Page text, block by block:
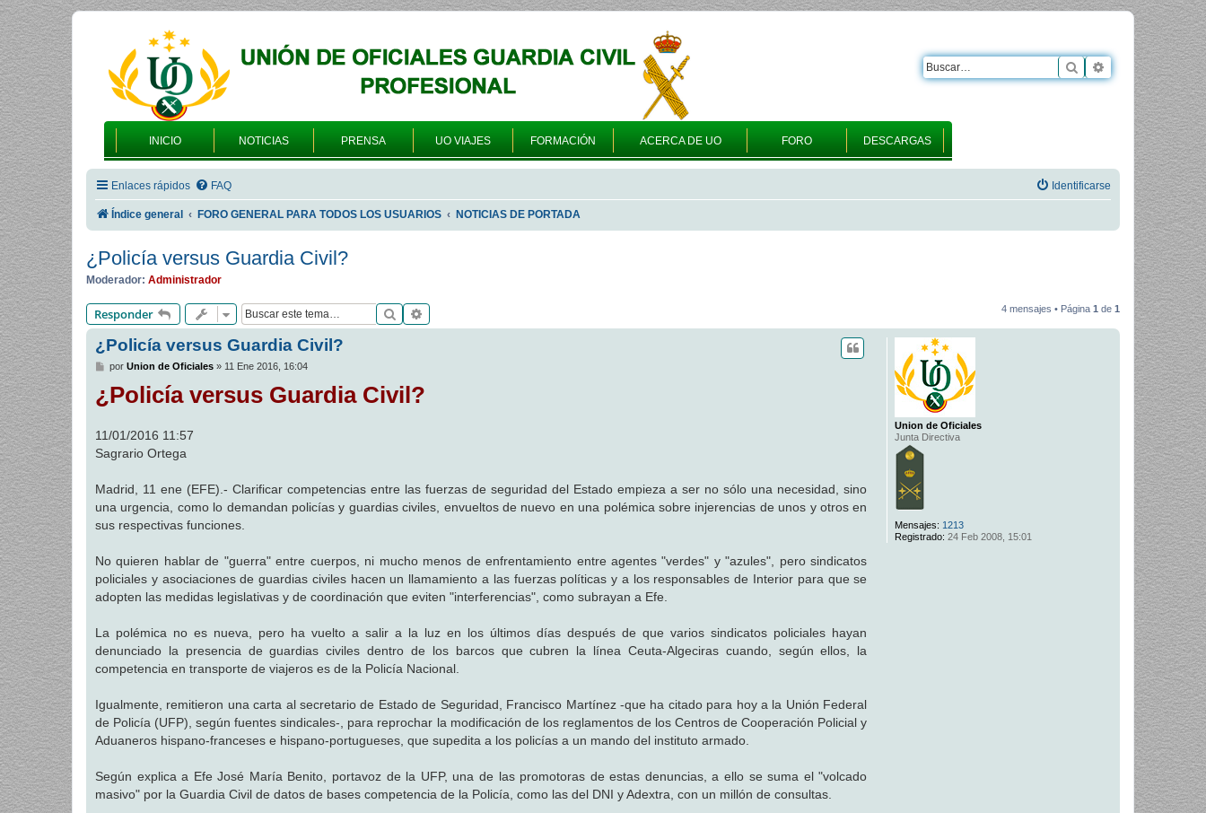
INICIO NOTICIAS PRENSA UO VIAJES FORMACIÓN ACERCA DE UO FORO DESCARGAS
Buscar Búsqueda
Enlaces rápidos FAQ Identificarse
Índice general FORO GENERAL PARA TODOS LOS USUARIOS NOTICIAS DE PORTADA
¿Policía versus Guardia Civil?
Moderador: Administrador
Responder Buscar 4 mensajes • Página 1 de 1
Union de Oficiales
Junta Directiva
Mensajes: 1213
Registrado: 24 Feb 2008, 15:01
¿Policía versus Guardia Civil?
M
n
s
e
por Union de Oficiales» 11 Ene 2016, 16:04
¿Policía versus Guardia Civil?
11/01/2016 11:57
Sagrario Ortega
Madrid, 11 ene (EFE).- Clarificar competencias entre las fuerzas de seguridad del Estado empieza a ser no sólo una necesidad, sino
una urgencia, como lo demandan policías y guardias civiles, envueltos de nuevo en una polémica sobre injerencias de unos y otros en
sus respectivas funciones.
No quieren hablar de "guerra" entre cuerpos, ni mucho menos de enfrentamiento entre agentes "verdes" y "azules", pero sindicatos
policiales y asociaciones de guardias civiles hacen un llamamiento a las fuerzas políticas y a los responsables de Interior para que se
adopten las medidas legislativas y de coordinación que eviten "interferencias", como subrayan a Efe.
La polémica no es nueva, pero ha vuelto a salir a la luz en los últimos días después de que varios sindicatos policiales hayan
denunciado la presencia de guardias civiles dentro de los barcos que cubren la línea Ceuta-Algeciras cuando, según ellos, la
competencia en transporte de viajeros es de la Policía Nacional.
Igualmente, remitieron una carta al secretario de Estado de Seguridad, Francisco Martínez -que ha citado para hoy a la Unión Federal
de Policía (UFP), según fuentes sindicales-, para reprochar la modificación de los reglamentos de los Centros de Cooperación Policial y
Aduaneros hispano-franceses e hispano-portugueses, que supedita a los policías a un mando del instituto armado.
Según explica a Efe José María Benito, portavoz de la UFP, una de las promotoras de estas denuncias, a ello se suma el "volcado
masivo" por la Guardia Civil de datos de bases competencia de la Policía, como las del DNI y Adextra, con un millón de consultas.